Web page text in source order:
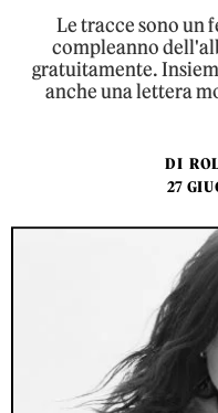
Le tracce sono un
compleanno
gratuitamente.
anche una lettera
DI
27